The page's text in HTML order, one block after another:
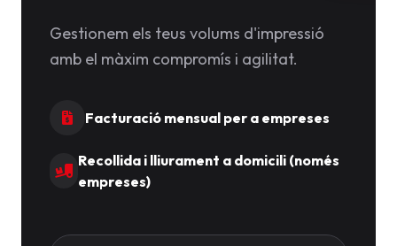
Gestionem els teus volums d'impressió
amb el màxim compromís i agilitat.
Facturació mensual per a empreses
Recollida i lliurament a domicili (només
empreses)